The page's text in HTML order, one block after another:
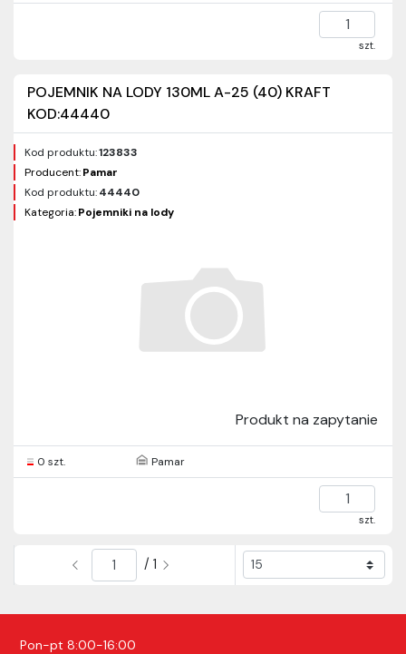
szt.
POJEMNIK NA LODY 130ML A-25 (40) KRAFT
KOD:44440
Kod produktu:123833
Producent:Pamar
Kod produktu:44440
Kategoria:Pojemniki na lody
Produkt na zapytanie
0 szt. Pamar
szt.
/ 1
Pon-pt 8:00-16:00